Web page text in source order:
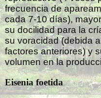
frecuencia de
cada 7-10 días),
su docilidad para la
su voracidad (debida
factores anteriores) y
volumen en la
Eisenia foetida